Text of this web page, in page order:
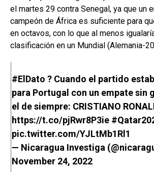
el martes 29 contra Senegal, ya que un
campeón de África es suficiente para
en octavos, con lo que al menos
clasificación en un Mundial (Alemania-
#ElDato ? Cuando el partido
para Portugal con un empate sin
el de siempre: CRISTIANO
https://t.co/pjRwr8P3ie
pic.twitter.com/YJLtMb1Rl1
— Nicaragua Investiga
November 24, 2022